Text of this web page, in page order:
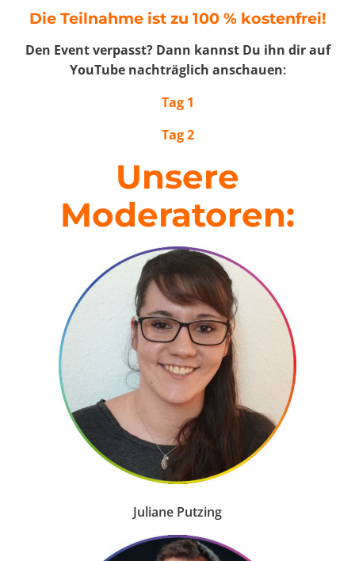
Die Teilnahme ist zu 100 % kostenfrei!
Den Event verpasst? Dann kannst Du ihn dir auf
YouTube nachträglich anschauen:
Tag 1
Tag 2
Unsere
Moderatoren:
Juliane Putzing